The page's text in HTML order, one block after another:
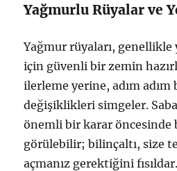
Yağmurlu Rüyalar ve
Yağmur rüyaları, genellikle
için güvenli bir zemin
ilerleme yerine, adım adım
değişiklikleri simgeler.
önemli bir karar öncesinde
görülebilir; bilinçaltı, size
açmanız gerektiğini fısıldar.